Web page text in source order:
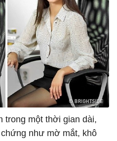
trong một thời gian dài,
như mờ mắt, khô